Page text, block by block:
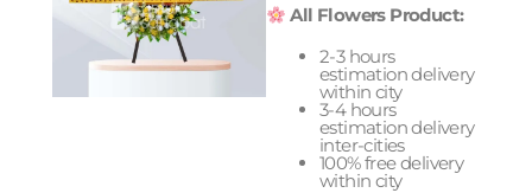
All Flowers Product:
2-3 hours
estimation delivery
within city
3-4 hours
estimation delivery
inter-cities
100% free delivery
within city